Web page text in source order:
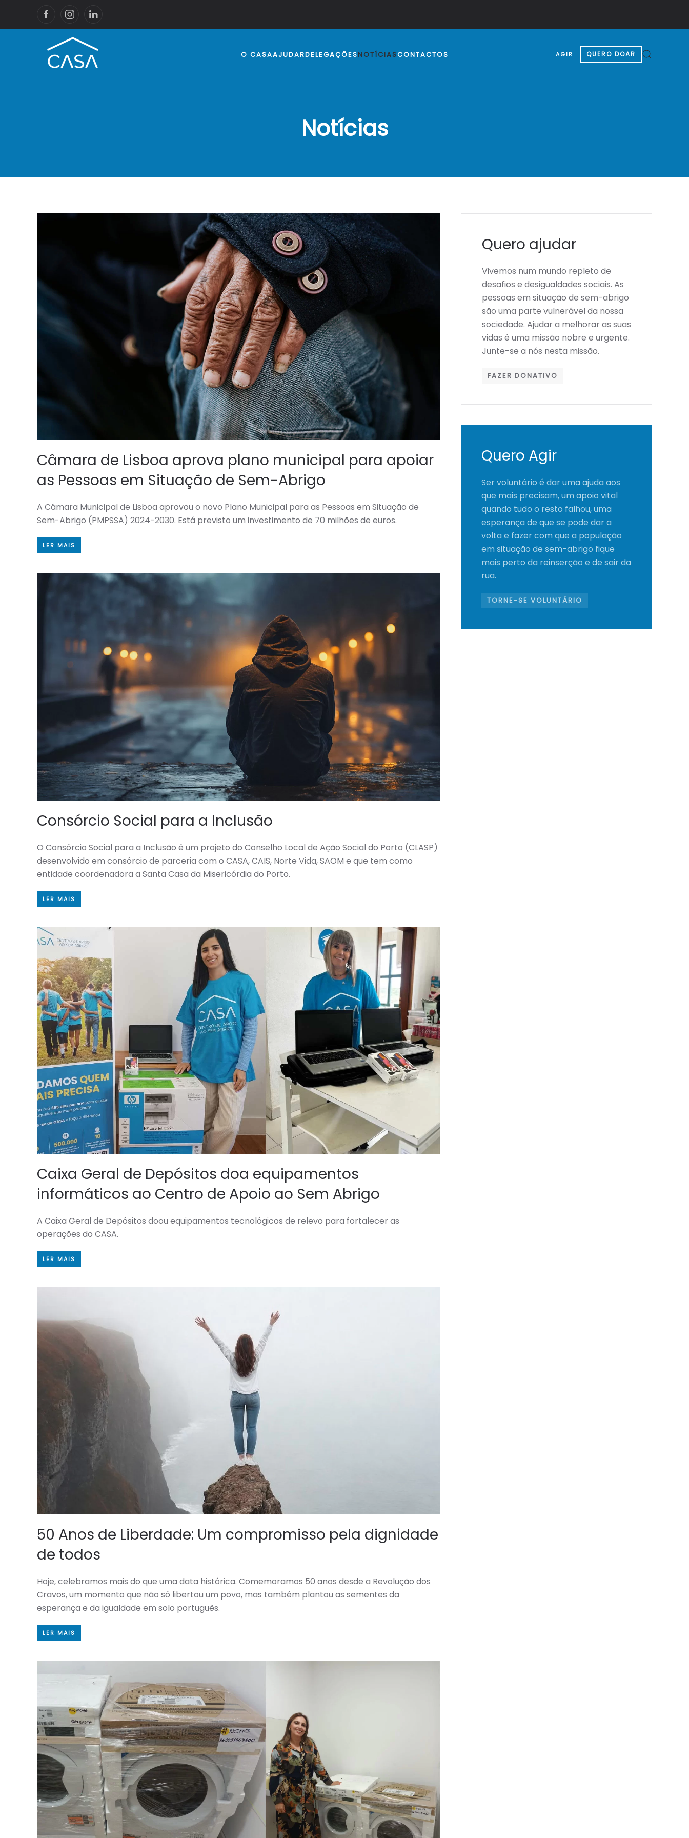
O CASAAJUDARDELEGAÇÕESNOTÍCIASCONTACTOS AGIR QUERO DOAR
Notícias
Câmara de Lisboa aprova plano municipal para apoiar
as Pessoas em Situação de Sem-Abrigo
A Câmara Municipal de Lisboa aprovou o novo Plano Municipal para as Pessoas em Situação de
Sem-Abrigo (PMPSSA) 2024-2030. Está previsto um investimento de 70 milhões de euros.
LER MAIS
Consórcio Social para a Inclusão
O Consórcio Social para a Inclusão é um projeto do Conselho Local de Ação Social do Porto (CLASP)
desenvolvido em consórcio de parceria com o CASA, CAIS, Norte Vida, SAOM e que tem como
entidade coordenadora a Santa Casa da Misericórdia do Porto.
LER MAIS
Caixa Geral de Depósitos doa equipamentos
informáticos ao Centro de Apoio ao Sem Abrigo
A Caixa Geral de Depósitos doou equipamentos tecnológicos de relevo para fortalecer as
operações do CASA.
LER MAIS
50 Anos de Liberdade: Um compromisso pela dignidade
de todos
Hoje, celebramos mais do que uma data histórica. Comemoramos 50 anos desde a Revolução dos
Cravos, um momento que não só libertou um povo, mas também plantou as sementes da
esperança e da igualdade em solo português.
LER MAIS
Quero ajudar
Vivemos num mundo repleto de
desafios e desigualdades sociais. As
pessoas em situação de sem-abrigo
são uma parte vulnerável da nossa
sociedade. Ajudar a melhorar as suas
vidas é uma missão nobre e urgente.
Junte-se a nós nesta missão.
FAZER DONATIVO
Quero Agir
Ser voluntário é dar uma ajuda aos
que mais precisam, um apoio vital
quando tudo o resto falhou, uma
esperança de que se pode dar a
volta e fazer com que a população
em situação de sem-abrigo fique
mais perto da reinserção e de sair da
rua.
TORNE-SE VOLUNTÁRIO